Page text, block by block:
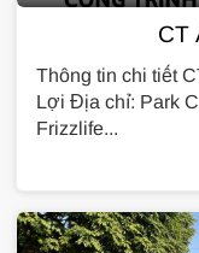
CT
Thông tin chi tiết
Lợi Địa chỉ: Park
Frizzlife...